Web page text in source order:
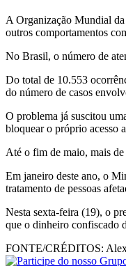
A Organização Mundial da
outros comportamentos
No Brasil, o número de
Do total de 10.553
do número de casos
O problema já suscitou
bloquear o próprio acesso
Até o fim de maio, mais
Em janeiro deste ano, o
tratamento de pessoas
Nesta sexta-feira (19), o
que o dinheiro confiscado
FONTE/CRÉDITOS: